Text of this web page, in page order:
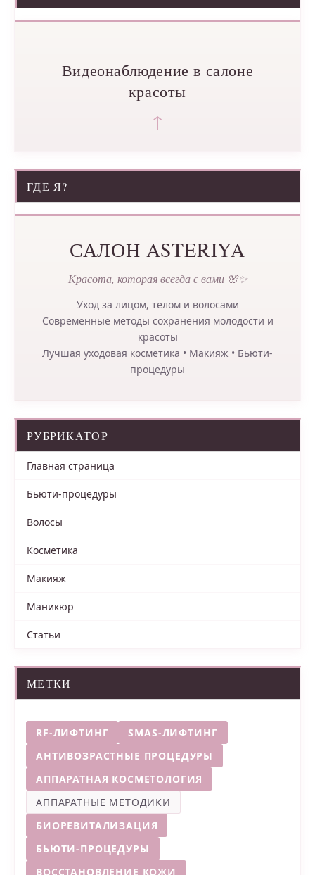
Видеонаблюдение в салоне
красоты
↑
ГДЕ Я?
САЛОН ASTERIYA
Красота, которая всегда с вами 🌸✨
Уход за лицом, телом и волосами
Современные методы сохранения молодости и
красоты
Лучшая уходовая косметика • Макияж • Бьюти-
процедуры
РУБРИКАТОР
Главная страница
Бьюти-процедуры
Волосы
Косметика
Макияж
Маникюр
Статьи
МЕТКИ
RF-ЛИФТИНГ
SMAS-ЛИФТИНГ
АНТИВОЗРАСТНЫЕ ПРОЦЕДУРЫ
АППАРАТНАЯ КОСМЕТОЛОГИЯ
АППАРАТНЫЕ МЕТОДИКИ
БИОРЕВИТАЛИЗАЦИЯ
БЬЮТИ-ПРОЦЕДУРЫ
ВОССТАНОВЛЕНИЕ КОЖИ